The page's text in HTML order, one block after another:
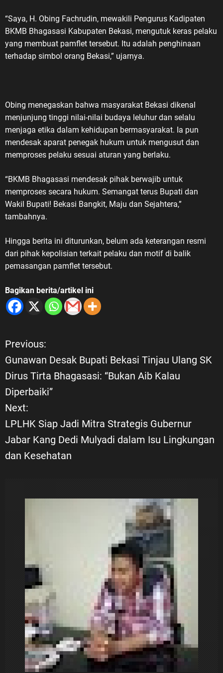
“Saya, H. Obing Fachrudin, mewakili Pengurus Kadipaten
BKMB Bhagasa​si Kabupaten Bekasi, mengutuk keras pelaku
yang membuat pamflet tersebut. Itu adalah penghinaan
terhadap simbol orang Bekasi,” ujarnya.
Obing menegaskan bahwa masyarakat Bekasi dikenal
menjunjung tinggi nilai-nilai budaya leluhur dan selalu
menjaga etika dalam kehidupan bermasyarakat. Ia pun
mendesak aparat penegak hukum untuk mengusut dan
memproses pelaku sesuai aturan yang berlaku.
“BKMB Bhagasa​si mendesak pihak berwajib untuk
memproses secara hukum. Semangat terus Bupati dan
Wakil Bupati! Bekasi Bangkit, Maju dan Sejahtera,”
tambahnya.
Hingga berita ini diturunkan, belum ada keterangan resmi
dari pihak kepolisian terkait pelaku dan motif di balik
pemasangan pamflet tersebut.
Bagikan berita/artikel ini
N
a
v
i
g
Previous:
Gunawan Desak Bupati Bekasi Tinjau Ulang SK
Dirus Tirta Bhagasasi: “Bukan Aib Kalau
Diperbaiki”
Next:
LPLHK Siap Jadi Mitra Strategis Gubernur
Jabar Kang Dedi Mulyadi dalam Isu Lingkungan
dan Kesehatan